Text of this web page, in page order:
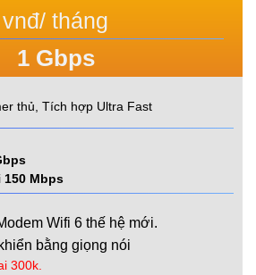
vnđ/ tháng
1Gbps
thủ, Tích hợp Ultra Fast
150 Mbps
Wifi 6 thế hệ mới.
bằng giọng nói
300k.